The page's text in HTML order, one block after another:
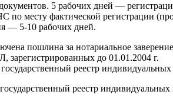
5 рабочих дней —
по месту фактической регистрации
— 5-10 рабочих дней.
пошлина за нотариальное
до 01.01.2004 г.
реестр
реестр